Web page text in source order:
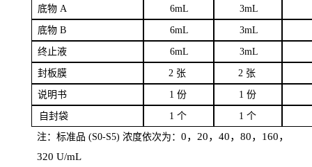
底物A 6mL 3mL
底物B 6mL 3mL
终止液 6mL 3mL
封板膜 2 张 2 张
说明书 1 份 1 份
自封袋 1 个 1 个
注：标准品 (S0-S5) 浓度依次为： 0，20，40，80，160，
320 U/mL